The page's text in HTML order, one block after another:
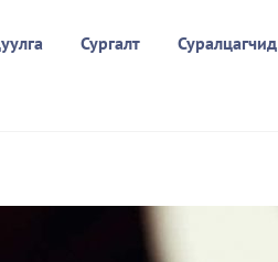
Сургалт Суралцагчид